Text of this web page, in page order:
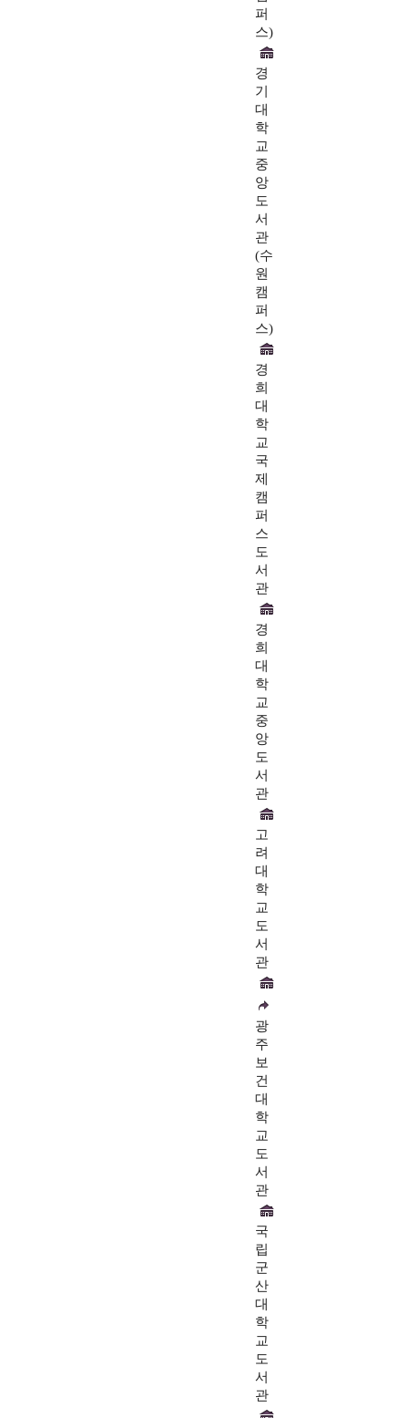
퍼
스)
경
기
대
학
교
중
앙
도
서
관
(수
원
캠
퍼
스)
경
희
대
학
교
국
제
캠
퍼
스
도
서
관
경
희
대
학
교
중
앙
도
서
관
고
려
대
학
교
도
서
관
광
주
보
건
대
학
교
도
서
관
국
립
군
산
대
학
교
도
서
관